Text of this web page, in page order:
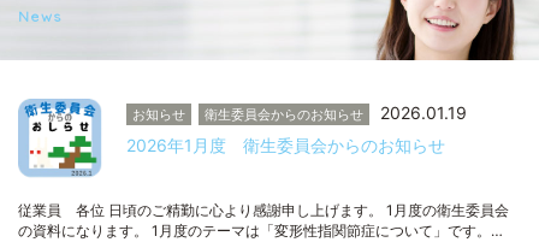
News
お知らせ 衛生委員会からのお知らせ
2026.01.19
2026年1月度 衛生委員会からのお知らせ
従業員 各位 日頃のご精勤に心より感謝申し上げます。 1月度の衛生委員会
の資料になります。 1月度のテーマは「変形性指関節症について」です。…